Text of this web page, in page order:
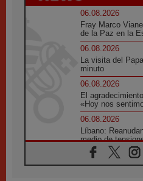
06.08.2026
Fray Marco
de la Paz en la
06.08.2026
La visita del
minuto
06.08.2026
El
«Hoy nos
06.08.2026
Líbano:
medio de
país
06.08.2026